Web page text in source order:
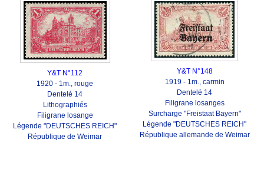
Y&T N°112
1920 - 1m., rouge
Dentelé 14
Lithographiés
Filigrane losange
Légende "DEUTSCHES REICH"
République de Weimar
Y&T N°148
1919 - 1m., carmin
Dentelé 14
Filigrane losanges
Surcharge "Freistaat Bayern"
Légende "DEUTSCHES REICH"
République allemande de Weimar